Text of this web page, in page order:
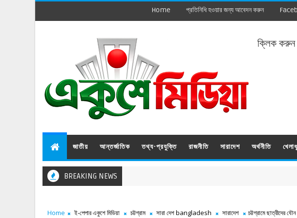
Home প্রতিনিধি হওয়ার জন্য আবেদন করুন
ক্লিক করুন
জাতীয় আন্তর্জাতিক তথ্য-প্রযুক্তি রাজনীতি সারাদেশ অর্থনীতি
BREAKING NEWS
Home ই-পেপার একুশে মিডিয়া চট্টগ্রাম সারা দেশ bangladesh সারাদেশ চট্টগ্রামে ছাত্রীদের যৌন